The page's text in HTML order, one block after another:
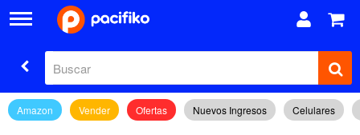
Amazon Vender Ofertas Nuevos Ingresos Celulares